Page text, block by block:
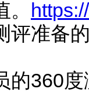
评准备
的360